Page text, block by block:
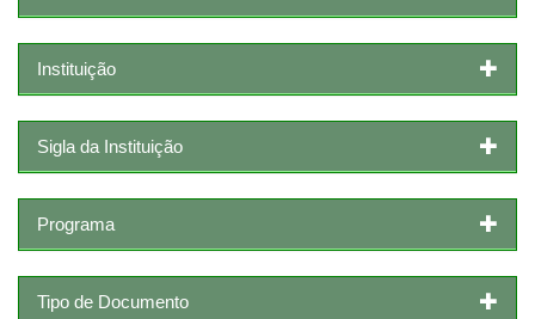
Instituição
Sigla da Instituição
Programa
Tipo de Documento